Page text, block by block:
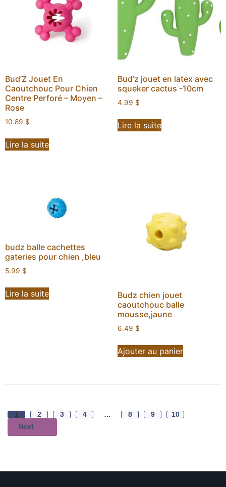
Bud’Z Jouet En
Caoutchouc Pour Chien
Centre Perforé – Moyen –
Rose
10.89 $
Lire la suite
Bud’z jouet en latex avec
squeker cactus -10cm
4.99 $
Lire la suite
budz balle cachettes
gateries pour chien ,bleu
5.99 $
Lire la suite
Budz chien jouet
caoutchouc balle
mousse,jaune
6.49 $
Ajouter au panier
1 2 3 4 … 8 9
10
Next